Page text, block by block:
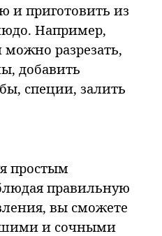
и приготовить из
Например,
разрезать,
добавить
специи, залить
простым
правильную
вы сможете
и сочными